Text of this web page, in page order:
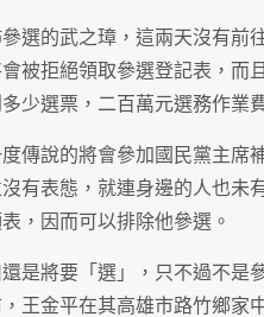
選的武之璋，這兩天沒有前
被拒絕領取參選登記表，而
少選票，二百萬元選務作業
傳說的將會參加國民黨主席
有表態，就連身邊的人也未
，因而可以排除他參選。
是將要「選」，只不過不是
王金平在其高雄市路竹鄉家